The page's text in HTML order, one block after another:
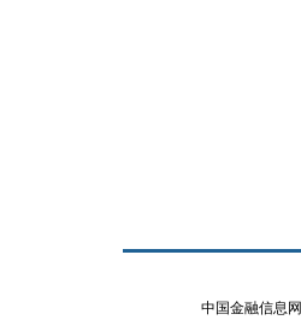
中国金融信息网